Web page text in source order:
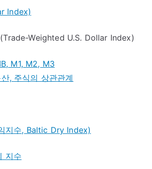
Index)
Weighted U.S. Dollar Index)
M1, M2, M3
, 주식의 상관관계
지수, Baltic Dry Index)
지수